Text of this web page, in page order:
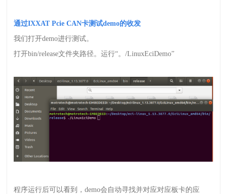
通过IXXAT Pcie CAN卡测试demo的收发
我们打开demo进行测试。
打开bin/release文件夹路径。运行“。/LinuxEciDemo”
程序运行后可以看到，demo会自动寻找并对应对应板卡的应